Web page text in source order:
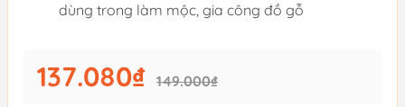
dùng trong làm mộc, gia công đồ gỗ
137.080₫ 149.000₫